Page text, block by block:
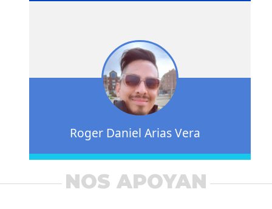
Roger Daniel Arias Vera
NOS APOYAN